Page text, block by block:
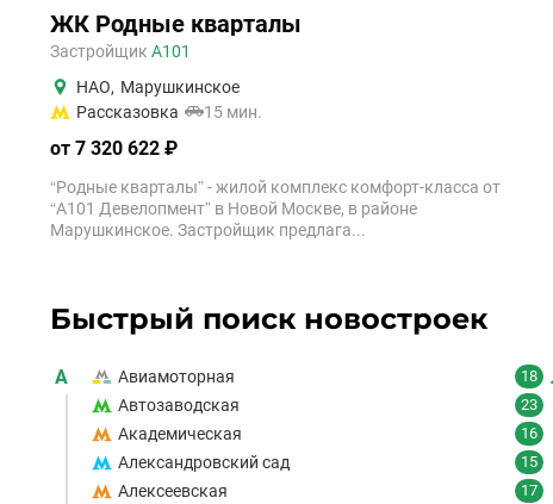
ЖК Родные кварталы
Застройщик А101
НАО, Марушкинское
Рассказовка
15 мин.
от 7 320 622 ₽
“Родные кварталы” - жилой комплекс комфорт-класса от
“А101 Девелопмент” в Новой Москве, в районе
Марушкинское. Застройщик предлага...
Быстрый поиск новостроек
А Авиамоторная 18
Автозаводская 23
Академическая 16
Александровский сад 15
Алексеевская 17